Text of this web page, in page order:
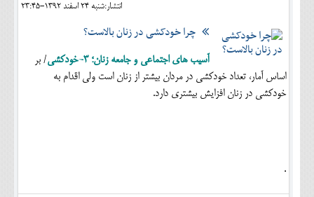
انتشار:شنبه 24 اسفند 1392-23:45
چرا خودکشی در زنان بالاست؟
آسیب های اجتماعی و جامعه زنان؛ 3-خودکشی
/ بر
اساس آمار، تعداد خودکشی در مردان بیشتر از زنان است ولی اقدام به
خودکشی در زنان افزایش بیشتری دارد.
.